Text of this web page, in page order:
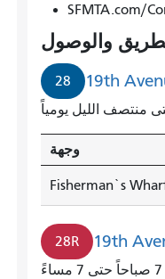
الحافلة
رقم
28
في
شارع
19
إلى
رصيف
الصيادين
في
دقيقة
واحدة.
والوصول
28 19th
وجهة
Fisherman`s
28R 19th